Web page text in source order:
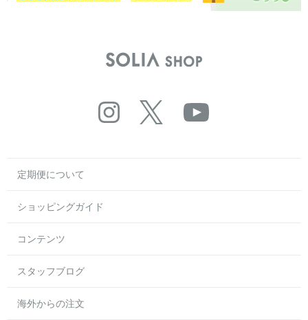
定期便について
ショッピングガイド
コンテンツ
スタッフブログ
海外からの注文